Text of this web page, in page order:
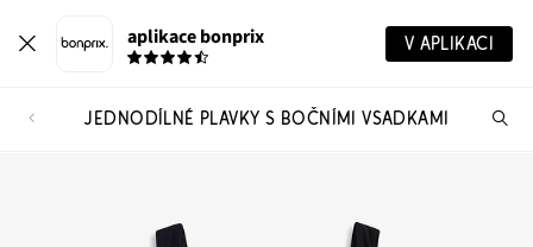
aplikace bonprix V APLIKACI
JEDNODÍLNÉ PLAVKY S BOČNÍMI VSADKAMI